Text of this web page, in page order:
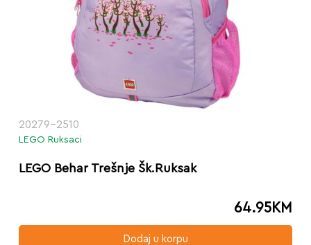
20279-2510
LEGO Ruksaci
LEGO Behar Trešnje Šk.Ruksak
64.95KM
Dodaj u korpu